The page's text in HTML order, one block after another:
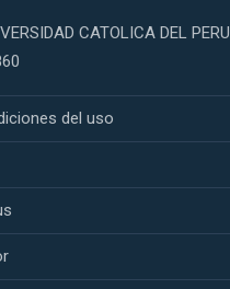
CATOLICA DEL PERU
del uso